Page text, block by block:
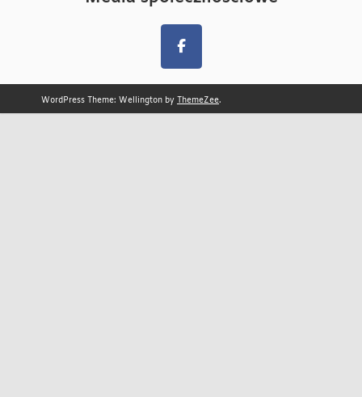
WordPress Theme: Wellington by ThemeZee.